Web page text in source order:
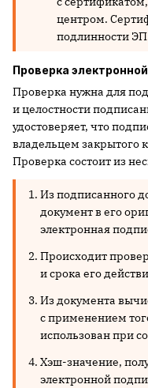
центром.
подлинности
Проверка
Проверка нужна для
и целостности
удостоверяет, что
владельцем закрытого
Проверка состоит из
Из подписанного
документ в его
электронная
Происходит
и срока его
Из документа
с применением
использован при
Хэш-значение,
электронной